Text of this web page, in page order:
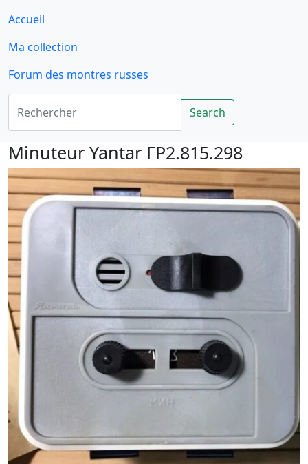
Accueil
Ma collection
Forum des montres russes
Rechercher
Search
Minuteur Yantar ГP2.815.298